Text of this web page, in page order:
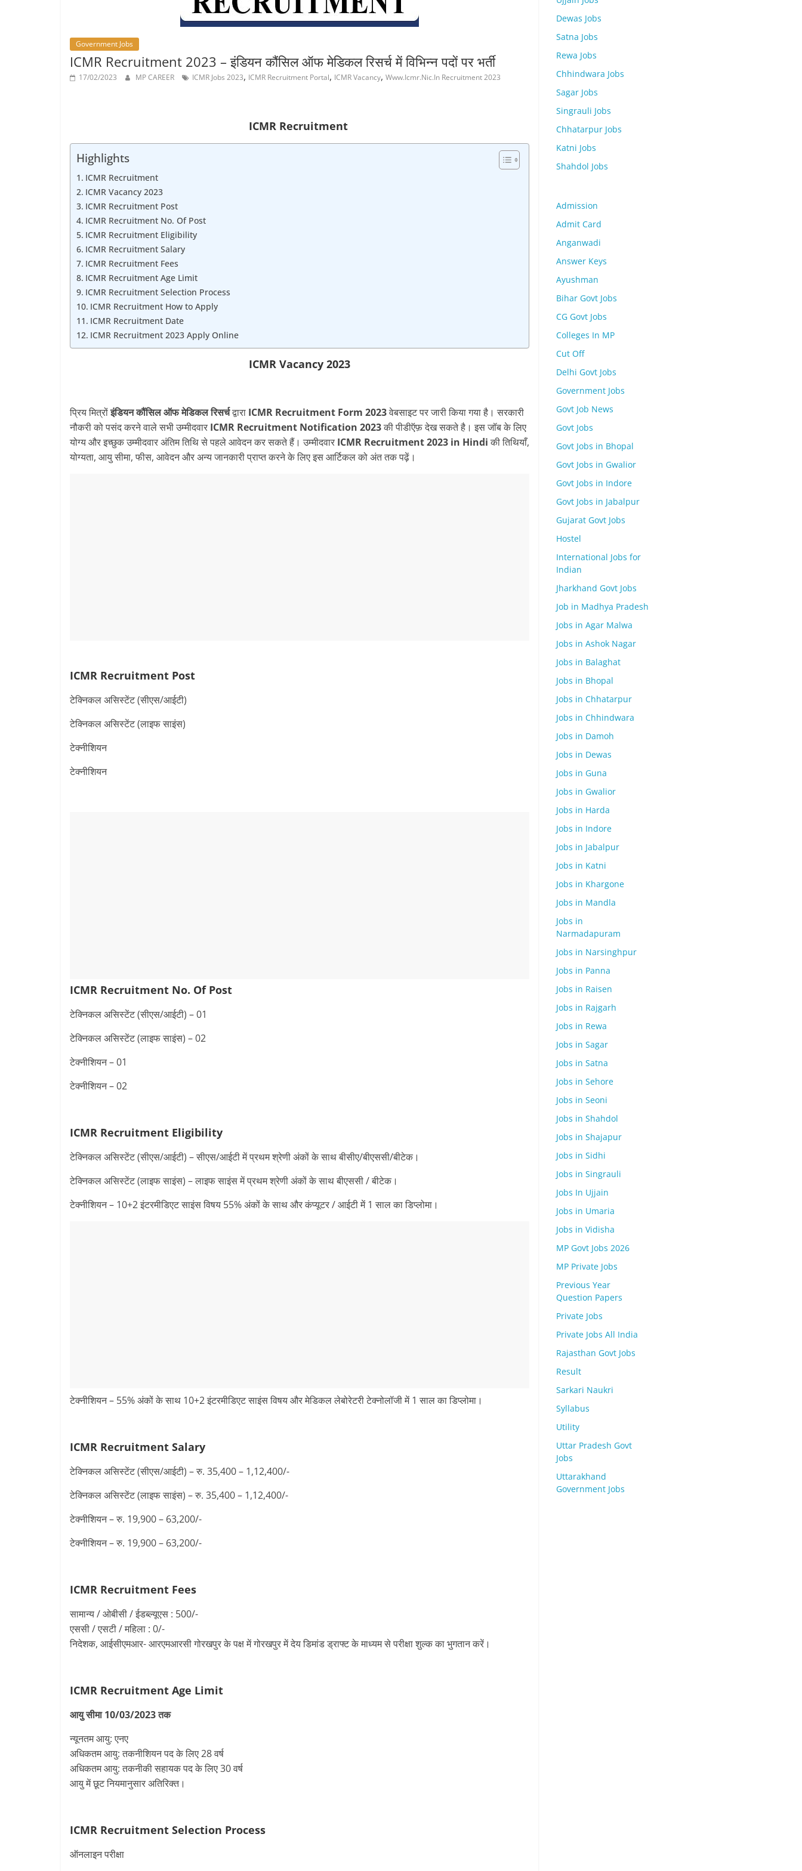
Government Jobs
ICMR Recruitment 2023 – इंडियन कौंसिल ऑफ मेडिकल रिसर्च में विभिन्न पदों पर भर्ती
17/02/2023 MP CAREER ICMR Jobs 2023, ICMR Recruitment Portal, ICMR Vacancy, Www.Icmr.Nic.In Recruitment 2023
ICMR Recruitment
Highlights
ICMR Recruitment
ICMR Vacancy 2023
ICMR Recruitment Post
ICMR Recruitment No. Of Post
ICMR Recruitment Eligibility
ICMR Recruitment Salary
ICMR Recruitment Fees
ICMR Recruitment Age Limit
ICMR Recruitment Selection Process
ICMR Recruitment How to Apply
ICMR Recruitment Date
ICMR Recruitment 2023 Apply Online
ICMR Vacancy 2023
प्रिय मित्रोंइंडियन कौंसिल ऑफ मेडिकल रिसर्चद्वारा ICMR Recruitment Form 2023वेबसाइट पर जारी किया गया है। सरकारी
नौकरी को पसंद करने वाले सभी उम्मीदवार ICMR Recruitment Notification 2023की पीडीऍफ़ देख सकते है। इस जॉब के लिए
योग्य और इच्छुक उम्मीदवार अंतिम तिथि से पहले आवेदन कर सकते हैं। उम्मीदवार ICMR Recruitment2023 in Hindiकी तिथियाँ,
योग्यता, आयु सीमा, फीस, आवेदन और अन्य जानकारी प्राप्त करने के लिए इस आर्टिकल को अंत तक पढ़ें।
ICMR Recruitment Post
टेक्निकल असिस्टेंट (सीएस/आईटी)
टेक्निकल असिस्टेंट (लाइफ साइंस)
टेक्नीशियन
टेक्नीशियन
ICMR Recruitment No. Of Post
टेक्निकल असिस्टेंट (सीएस/आईटी) – 01
टेक्निकल असिस्टेंट (लाइफ साइंस) – 02
टेक्नीशियन – 01
टेक्नीशियन – 02
ICMR Recruitment Eligibility
टेक्निकल असिस्टेंट (सीएस/आईटी) – सीएस/आईटी में प्रथम श्रेणी अंकों के साथ बीसीए/बीएससी/बीटेक।
टेक्निकल असिस्टेंट (लाइफ साइंस) – लाइफ साइंस में प्रथम श्रेणी अंकों के साथ बीएससी / बीटेक।
टेक्नीशियन – 10+2 इंटरमीडिएट साइंस विषय 55% अंकों के साथ और कंप्यूटर / आईटी में 1 साल का डिप्लोमा।
टेक्नीशियन – 55% अंकों के साथ 10+2 इंटरमीडिएट साइंस विषय और मेडिकल लेबोरेटरी टेक्नोलॉजी में 1 साल का डिप्लोमा।
ICMR Recruitment Salary
टेक्निकल असिस्टेंट (सीएस/आईटी) – रु. 35,400 – 1,12,400/-
टेक्निकल असिस्टेंट (लाइफ साइंस) – रु. 35,400 – 1,12,400/-
टेक्नीशियन – रु. 19,900 – 63,200/-
टेक्नीशियन – रु. 19,900 – 63,200/-
ICMR Recruitment Fees
सामान्य / ओबीसी / ईडब्ल्यूएस : 500/-
एससी / एसटी / महिला : 0/-
निदेशक, आईसीएमआर- आरएमआरसी गोरखपुर के पक्ष में गोरखपुर में देय डिमांड ड्राफ्ट के माध्यम से परीक्षा शुल्क का भुगतान करें।
ICMR Recruitment Age Limit
आयु सीमा 10/03/2023 तक
न्यूनतम आयु: एनए
अधिकतम आयु: तकनीशियन पद के लिए 28 वर्ष
अधिकतम आयु: तकनीकी सहायक पद के लिए 30 वर्ष
आयु में छूट नियमानुसार अतिरिक्त।
ICMR Recruitment Selection Process
ऑनलाइन परीक्षा
Dewas Jobs
Satna Jobs
Rewa Jobs
Chhindwara Jobs
Sagar Jobs
Singrauli Jobs
Chhatarpur Jobs
Katni Jobs
Shahdol Jobs
Admission
Admit Card
Anganwadi
Answer Keys
Ayushman
Bihar Govt Jobs
CG Govt Jobs
Colleges In MP
Cut Off
Delhi Govt Jobs
Government Jobs
Govt Job News
Govt Jobs
Govt Jobs in Bhopal
Govt Jobs in Gwalior
Govt Jobs in Indore
Govt Jobs in Jabalpur
Gujarat Govt Jobs
Hostel
International Jobs for
Indian
Jharkhand Govt Jobs
Job in Madhya Pradesh
Jobs in Agar Malwa
Jobs in Ashok Nagar
Jobs in Balaghat
Jobs in Bhopal
Jobs in Chhatarpur
Jobs in Chhindwara
Jobs in Damoh
Jobs in Dewas
Jobs in Guna
Jobs in Gwalior
Jobs in Harda
Jobs in Indore
Jobs in Jabalpur
Jobs in Katni
Jobs in Khargone
Jobs in Mandla
Jobs in
Narmadapuram
Jobs in Narsinghpur
Jobs in Panna
Jobs in Raisen
Jobs in Rajgarh
Jobs in Rewa
Jobs in Sagar
Jobs in Satna
Jobs in Sehore
Jobs in Seoni
Jobs in Shahdol
Jobs in Shajapur
Jobs in Sidhi
Jobs in Singrauli
Jobs In Ujjain
Jobs in Umaria
Jobs in Vidisha
MP Govt Jobs 2026
MP Private Jobs
Previous Year
Question Papers
Private Jobs
Private Jobs All India
Rajasthan Govt Jobs
Result
Sarkari Naukri
Syllabus
Utility
Uttar Pradesh Govt
Jobs
Uttarakhand
Government Jobs